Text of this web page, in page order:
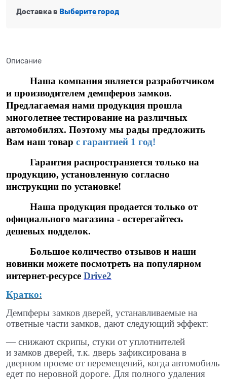
Доставка в Выберите город
Описание
Наша компания является разработчиком
и производителем демпферов замков.
Предлагаемая нами продукция прошла
многолетнее тестирование на различных
автомобилях. Поэтому мы рады предложить
Вам наш товар с гарантией 1 год!
Гарантия распространяется только на
продукцию, установленную согласно
инструкции по установке!
Наша продукция продается только от
официального магазина - остерегайтесь
дешевых подделок.
Большое количество отзывов и наши
новинки можете посмотреть на популярном
интернет-ресурсе Drive2
Кратко:
Демпферы замков дверей, устанавливаемые на
ответные части замков, дают следующий эффект:
— снижают скрипы, стуки от уплотнителей
и замков дверей, т.к. дверь зафиксирована в
дверном проеме от перемещений, когда автомобиль
едет по неровной дороге. Для полного удаления